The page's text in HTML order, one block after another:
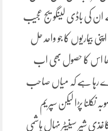
کی باڈی لینگویج عجیب
بیماریوں کا جو واحد حل
تھا اس کا حصول بھی اب
رہا ہے کہ میاں صاحب
نکلنا پڑا لیکن سپریم
شیر سینیٹر نہال ہاشمی